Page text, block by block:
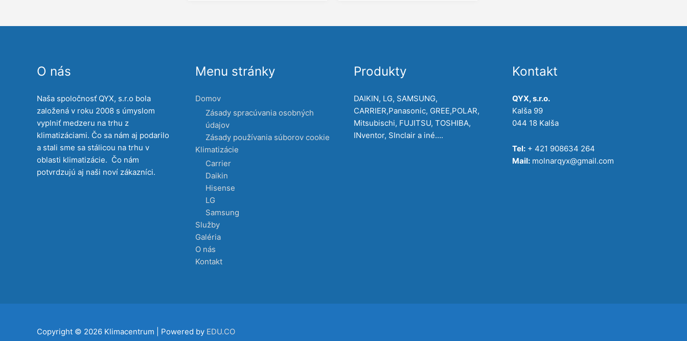
O nás
Naša spoločnosť QYX, s.r.o bola
založená v roku 2008 s úmyslom
vyplniť medzeru na trhu z
klimatizáciami. Čo sa nám aj podarilo
a stali sme sa stálicou na trhu v
oblasti klimatizácie. Čo nám
potvrdzujú aj naši noví zákazníci.
Menu stránky
Domov
Zásady spracúvania osobných
údajov
Zásady používania súborov cookie
Klimatizácie
Carrier
Daikin
Hisense
LG
Samsung
Služby
Galéria
O nás
Kontakt
Produkty
DAIKIN, LG, SAMSUNG,
CARRIER,Panasonic, GREE,POLAR,
Mitsubischi, FUJITSU, TOSHIBA,
INventor, SInclair a iné….
Kontakt
QYX, s.r.o.
Kalša 99
044 18 Kalša
Tel: + 421 908634 264
Mail: molnarqyx@gmail.com
Copyright © 2026 Klimacentrum | Powered by EDU.CO